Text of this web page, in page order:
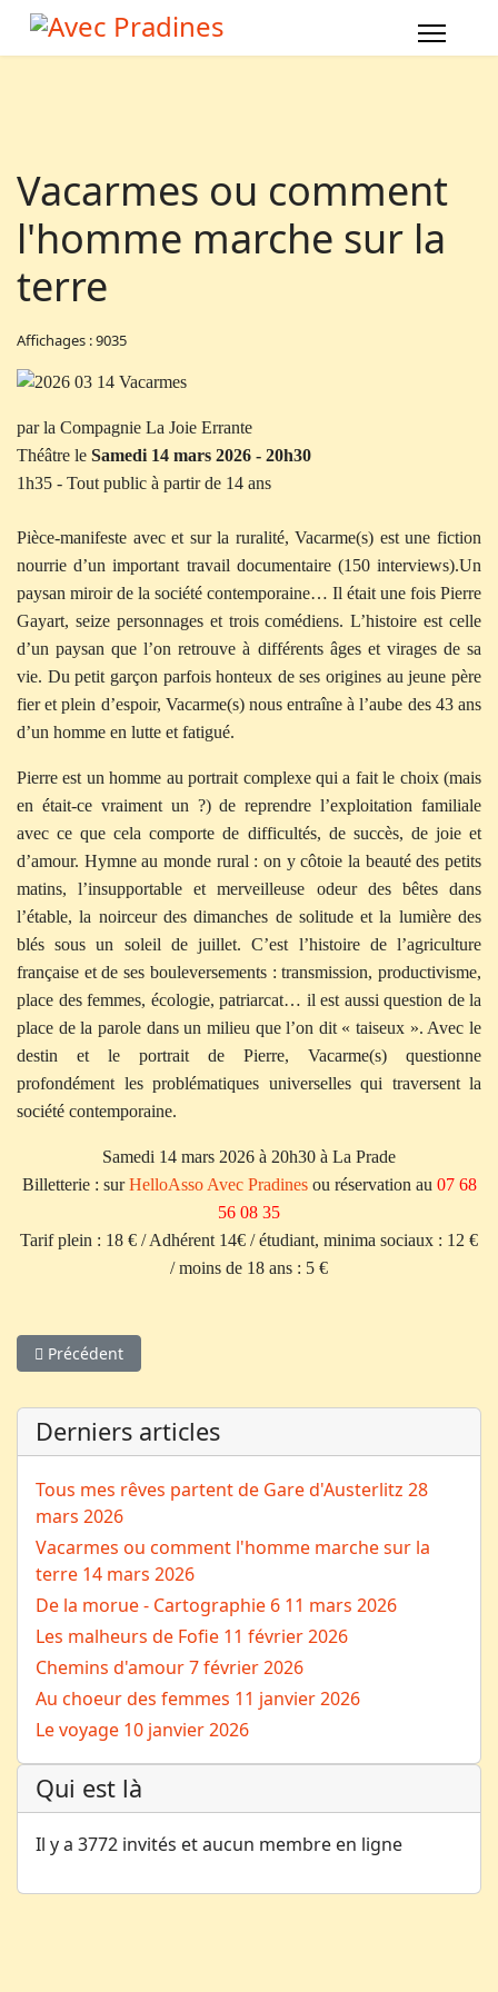
Vacarmes ou comment
l'homme marche sur la
terre
Affichages : 9035
par la Compagnie La Joie Errante
Théâtre le Samedi 14 mars 2026 - 20h30
1h35 - Tout public à partir de 14 ans
Pièce-manifeste avec et sur la ruralité, Vacarme(s) est une fiction
nourrie d’un important travail documentaire (150 interviews).Un
paysan miroir de la société contemporaine… Il était une fois Pierre
Gayart, seize personnages et trois comédiens. L’histoire est celle
d’un paysan que l’on retrouve à différents âges et virages de sa
vie. Du petit garçon parfois honteux de ses origines au jeune père
fier et plein d’espoir, Vacarme(s) nous entraîne à l’aube des 43 ans
d’un homme en lutte et fatigué.
Pierre est un homme au portrait complexe qui a fait le choix (mais
en était-ce vraiment un ?) de reprendre l’exploitation familiale
avec ce que cela comporte de difficultés, de succès, de joie et
d’amour. Hymne au monde rural : on y côtoie la beauté des petits
matins, l’insupportable et merveilleuse odeur des bêtes dans
l’étable, la noirceur des dimanches de solitude et la lumière des
blés sous un soleil de juillet. C’est l’histoire de l’agriculture
française et de ses bouleversements : transmission, productivisme,
place des femmes, écologie, patriarcat… il est aussi question de la
place de la parole dans un milieu que l’on dit « taiseux ». Avec le
destin et le portrait de Pierre, Vacarme(s) questionne
profondément les problématiques universelles qui traversent la
société contemporaine.
Samedi 14 mars 2026 à 20h30 à La Prade
Billetterie : surHelloAsso Avec Pradinesou réservation au 07 68
56 08 35
Tarif plein : 18 € / Adhérent 14€ / étudiant, minima sociaux : 12 €
/ moins de 18 ans : 5 €
Article précédent : Tous mes rêves partent de Gare
Précédent
Derniers articles
Tous mes rêves partent de Gare d'Austerlitz 28
mars 2026
Vacarmes ou comment l'homme marche sur la
terre 14 mars 2026
De la morue - Cartographie 6 11 mars 2026
Les malheurs de Fofie 11 février 2026
Chemins d'amour7 février 2026
Au choeur des femmes 11 janvier 2026
Le voyage 10 janvier 2026
Qui est là
Il y a 3772 invités et aucun membre en ligne